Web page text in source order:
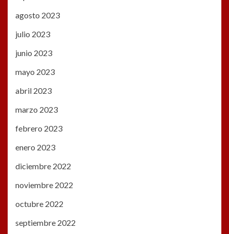
agosto 2023
julio 2023
junio 2023
mayo 2023
abril 2023
marzo 2023
febrero 2023
enero 2023
diciembre 2022
noviembre 2022
octubre 2022
septiembre 2022